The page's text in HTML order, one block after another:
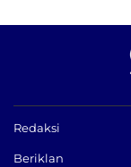
Redaksi
Beriklan